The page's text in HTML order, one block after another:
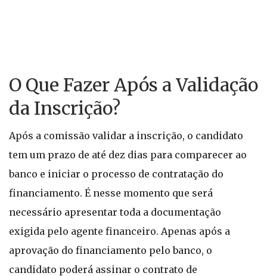
O Que Fazer Após a Validação
da Inscrição?
Após a comissão validar a inscrição, o candidato
tem um prazo de até dez dias para comparecer ao
banco e iniciar o processo de contratação do
financiamento. É nesse momento que será
necessário apresentar toda a documentação
exigida pelo agente financeiro. Apenas após a
aprovação do financiamento pelo banco, o
candidato poderá assinar o contrato de